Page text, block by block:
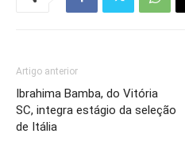
Artigo anterior
Ibrahima Bamba, do Vitória
SC, integra estágio da seleção
de Itália